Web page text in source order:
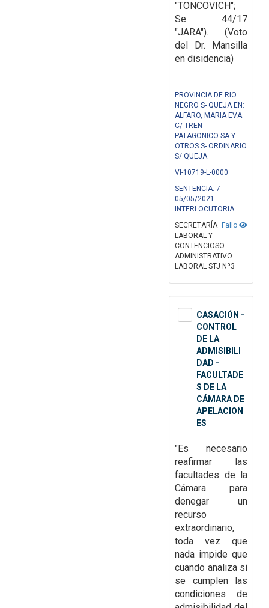
"TONCOVICH";
Se. 44/17
"JARA"). (Voto
del Dr. Mansilla
en disidencia)
PROVINCIA DE RIO
NEGRO S- QUEJA EN:
ALFARO, MARIA EVA
C/ TREN
PATAGONICO SA Y
OTROS S- ORDINARIO
S/ QUEJA
VI-10719-L-0000
SENTENCIA: 7 -
05/05/2021 -
INTERLOCUTORIA
Fallo
SECRETARÍA
LABORAL Y
CONTENCIOSO
ADMINISTRATIVO
LABORAL STJ Nº3
CASACIÓN -
CONTROL
DE LA
ADMISIBILI
DAD -
FACULTADE
S DE LA
CÁMARA DE
APELACION
ES
"Es necesario
reafirmar las
facultades de la
Cámara para
denegar un
recurso
extraordinario,
toda vez que
nada impide que
cuando analiza si
se cumplen las
condiciones de